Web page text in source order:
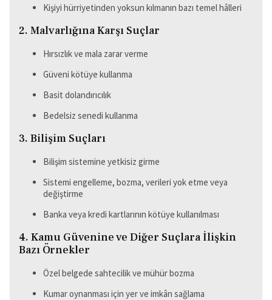
Kişiyi hürriyetinden yoksun kılmanın bazı temel hâlleri
2. Malvarlığına Karşı Suçlar
Hırsızlık ve mala zarar verme
Güveni kötüye kullanma
Basit dolandırıcılık
Bedelsiz senedi kullanma
3. Bilişim Suçları
Bilişim sistemine yetkisiz girme
Sistemi engelleme, bozma, verileri yok etme veya
değiştirme
Banka veya kredi kartlarının kötüye kullanılması
4. Kamu Güvenine ve Diğer Suçlara İlişkin
Bazı Örnekler
Özel belgede sahtecilik ve mühür bozma
Kumar oynanması için yer ve imkân sağlama